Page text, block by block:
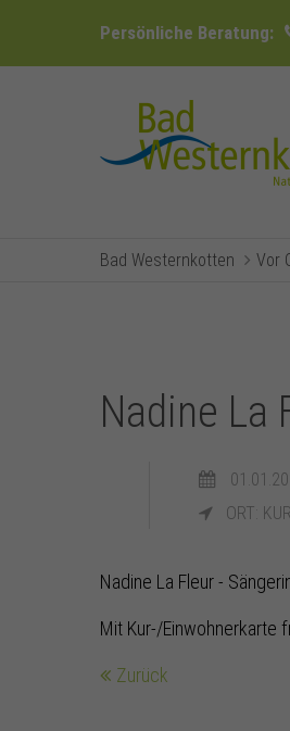
Persönliche Beratung:
Bad Westernkotten Vor
Nadine La
ORT:
Nadine La Fleur -
Mit Kur-/Einwohnerkarte
Zurück